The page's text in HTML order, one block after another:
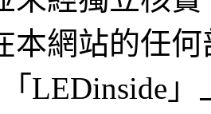
本網站的任
LEDinside